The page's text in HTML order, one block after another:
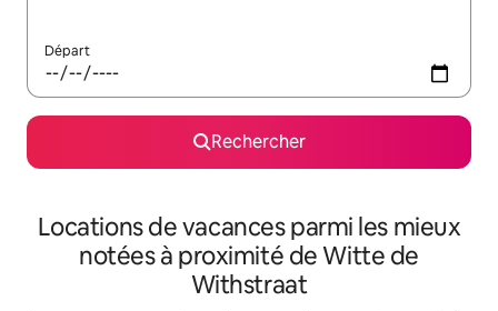
Départ
Rechercher
Locations de vacances parmi les mieux
notées à proximité de Witte de
Withstraat